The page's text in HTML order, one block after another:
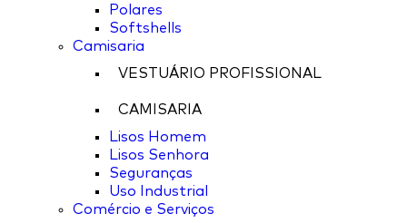
Polares
Softshells
Camisaria
VESTUÁRIO PROFISSIONAL
CAMISARIA
Lisos Homem
Lisos Senhora
Seguranças
Uso Industrial
Comércio e Serviços